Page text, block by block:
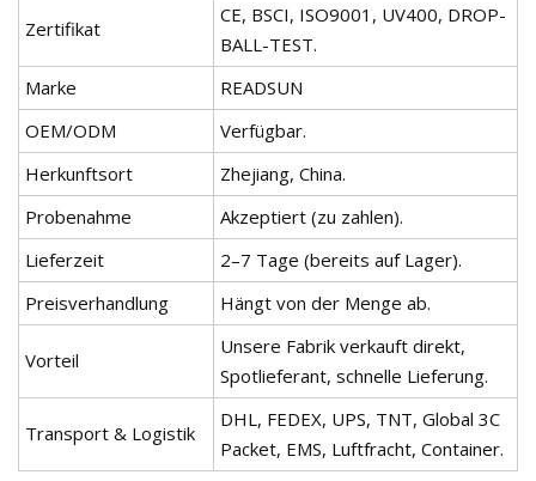
Zertifikat
CE, BSCI, ISO9001, UV400, DROP-
BALL-TEST.
Marke
READSUN
OEM/ODM
Verfügbar.
Herkunftsort
Zhejiang, China.
Probenahme
Akzeptiert (zu zahlen).
Lieferzeit
2–7 Tage (bereits auf Lager).
Preisverhandlung
Hängt von der Menge ab.
Vorteil
Unsere Fabrik verkauft direkt,
Spotlieferant, schnelle Lieferung.
Transport & Logistik
DHL, FEDEX, UPS, TNT, Global 3C
Packet, EMS, Luftfracht, Container.